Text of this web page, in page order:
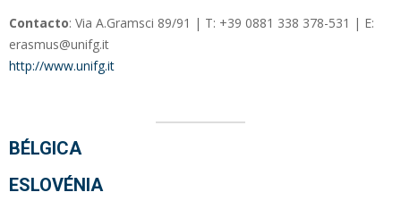
Contacto: Via A.Gramsci 89/91 | T: +39 0881 338 378-531 | E:
erasmus@unifg.it
http://www.unifg.it
BÉLGICA
ESLOVÉNIA